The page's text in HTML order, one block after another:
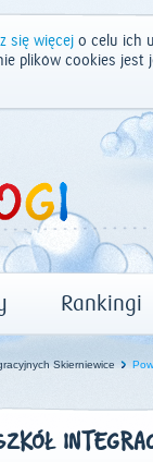
się więcej o celu ich
plików cookies
Rankingi
Skierniewice